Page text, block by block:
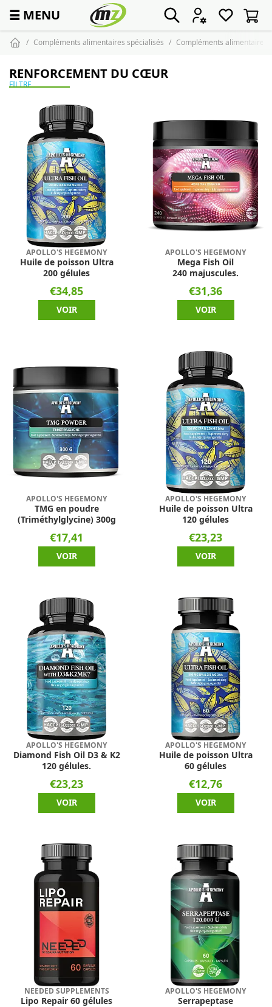
☰ MENU
Compléments alimentaires spécialisés Compléments alimentaires
RENFORCEMENT DU CŒUR
FILTRE
APOLLO'S HEGEMONY
Huile de poisson Ultra
200 gélules
€34,85
VOIR
APOLLO'S HEGEMONY
Mega Fish Oil
240 majuscules.
€31,36
VOIR
APOLLO'S HEGEMONY
TMG en poudre
(Triméthylglycine) 300g
€17,41
VOIR
APOLLO'S HEGEMONY
Huile de poisson Ultra
120 gélules
€23,23
VOIR
APOLLO'S HEGEMONY
Diamond Fish Oil D3 & K2
120 gélules.
€23,23
VOIR
APOLLO'S HEGEMONY
Huile de poisson Ultra
60 gélules
€12,76
VOIR
NEEDED SUPPLEMENTS
Lipo Repair 60 gélules
APOLLO'S HEGEMONY
Serrapeptase